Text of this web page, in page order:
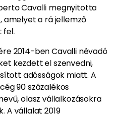
Cavalli megnyitotta
amelyet a rá jellemző
fel.
2014-ben Cavalli névadó
kezdett el szenvedni,
adósságok miatt. A
90 százalékos
olasz vállalkozásokra
A vállalat 2019